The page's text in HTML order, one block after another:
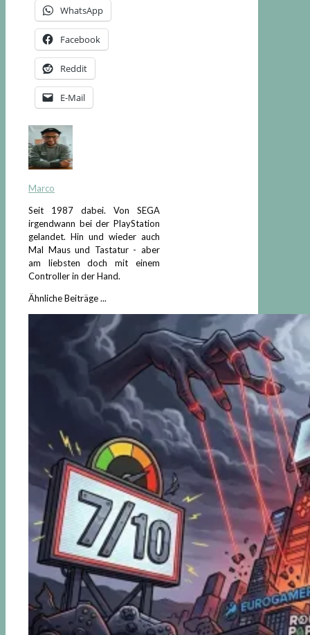
WhatsApp
Facebook
Reddit
E-Mail
Marco
Seit 1987 dabei. Von SEGA
irgendwann bei der PlayStation
gelandet. Hin und wieder auch
Mal Maus und Tastatur - aber
am liebsten doch mit einem
Controller in der Hand.
Ähnliche Beiträge ...